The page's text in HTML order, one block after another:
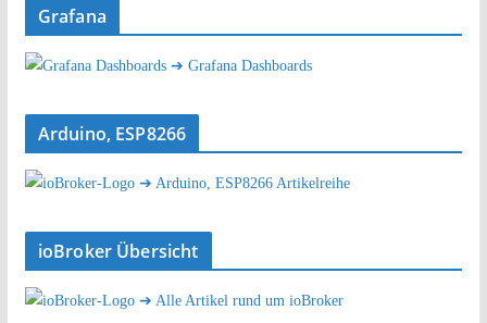
Grafana
➔ Grafana Dashboards
Arduino, ESP8266
➔ Arduino, ESP8266 Artikelreihe
ioBroker Übersicht
➔ Alle Artikel rund um ioBroker